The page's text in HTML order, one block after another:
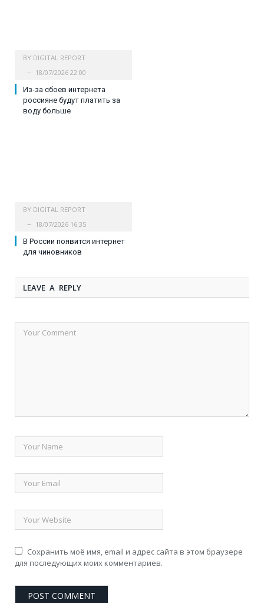
BY DIGITAL REPORT
18/07/2026 22:00
Из-за сбоев интернета
россияне будут платить за
воду больше
BY DIGITAL REPORT
18/07/2026 16:35
В России появится интернет
для чиновников
LEAVE A REPLY
Сохранить моё имя, email и адрес сайта в этом браузере
для последующих моих комментариев.